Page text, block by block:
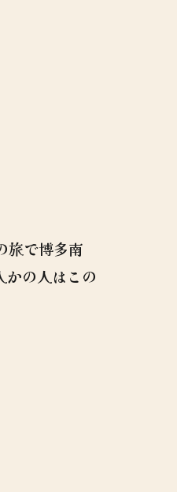
旅で博多南
の人はこの